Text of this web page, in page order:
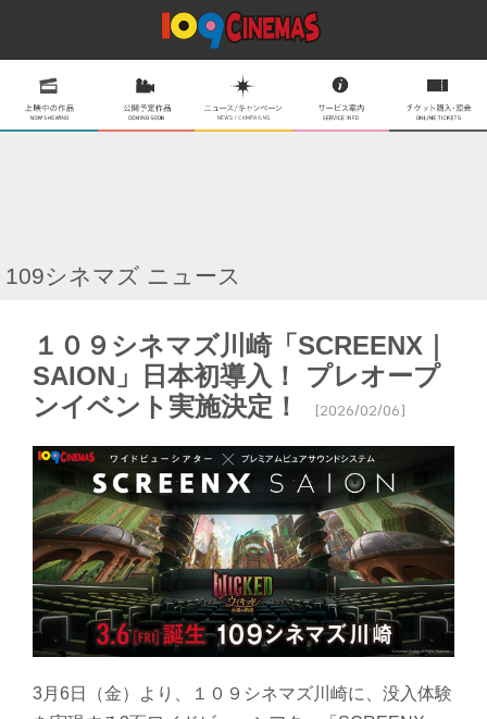
109シネマズ ニュース
１０９シネマズ川崎「SCREENX｜
SAION」日本初導入！ プレオープ
ンイベント実施決定！
[2026/02/06]
3月6日（金）より、１０９シネマズ川崎に、没入体験